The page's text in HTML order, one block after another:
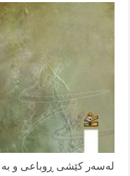
لەسەر کێشی ڕوباعی و